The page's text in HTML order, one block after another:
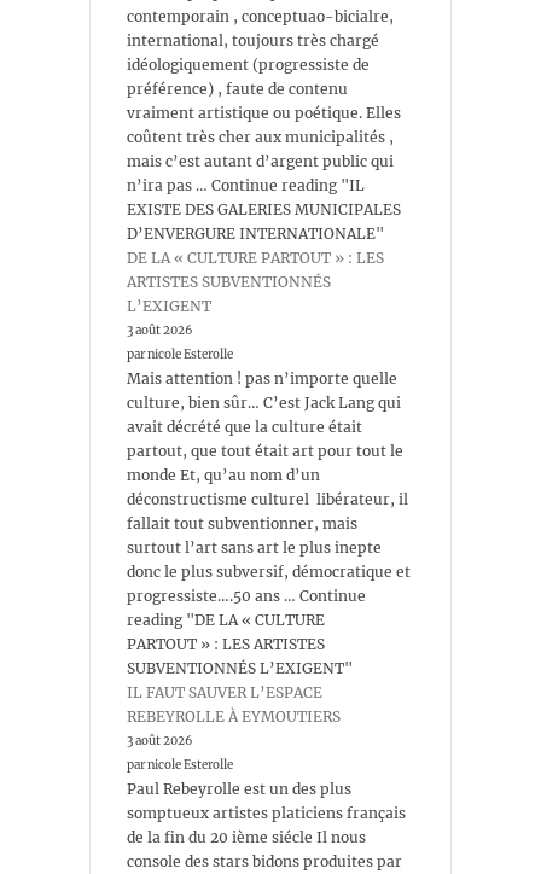
contemporain , conceptuao-bicialre,
international, toujours très chargé
idéologiquement (progressiste de
préférence) , faute de contenu
vraiment artistique ou poétique. Elles
coûtent très cher aux municipalités ,
mais c’est autant d’argent public qui
n’ira pas … Continue reading "IL
EXISTE DES GALERIES MUNICIPALES
D’ENVERGURE INTERNATIONALE"
DE LA « CULTURE PARTOUT » : LES
ARTISTES SUBVENTIONNÉS
L’EXIGENT
3 août 2026
par nicole Esterolle
Mais attention ! pas n’importe quelle
culture, bien sûr… C’est Jack Lang qui
avait décrété que la culture était
partout, que tout était art pour tout le
monde Et, qu’au nom d’un
déconstructisme culturel libérateur, il
fallait tout subventionner, mais
surtout l’art sans art le plus inepte
donc le plus subversif, démocratique et
progressiste….50 ans … Continue
reading "DE LA « CULTURE
PARTOUT » : LES ARTISTES
SUBVENTIONNÉS L’EXIGENT"
IL FAUT SAUVER L’ESPACE
REBEYROLLE À EYMOUTIERS
3 août 2026
par nicole Esterolle
Paul Rebeyrolle est un des plus
somptueux artistes platiciens français
de la fin du 20 ième siécle Il nous
console des stars bidons produites par